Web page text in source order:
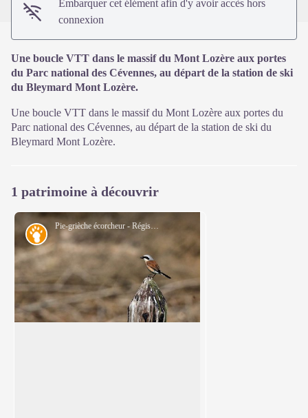
Embarquer cet élément afin d'y avoir accès hors
connexion
Une boucle VTT dans le massif du Mont Lozère aux portes
du Parc national des Cévennes, au départ de la station de ski
du Bleymard Mont Lozère.
Une boucle VTT dans le massif du Mont Lozère aux portes du
Parc national des Cévennes, au départ de la station de ski du
Bleymard Mont Lozère.
1 patrimoine à découvrir
Pie-grièche écorcheur - Régis Descamps
Faune